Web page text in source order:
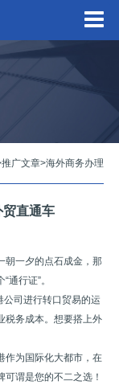
推广文章>海外商务办理
直通车
朝一夕的点石成金，那
通行证”。
司进行转口贸易的运
税务成本。想要搭上外
作为国际化大都市，在
谓是您的不二之选！